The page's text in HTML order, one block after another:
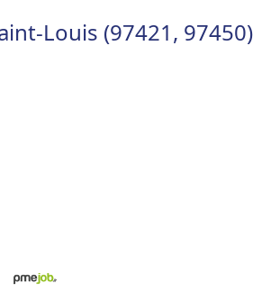
Louis (97421, 97450)